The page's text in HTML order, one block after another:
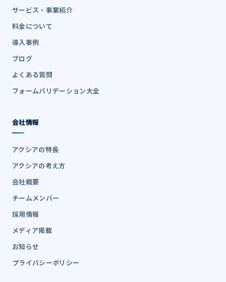
サービス・事業紹介
料金について
導入事例
ブログ
よくある質問
フォームバリデーション大全
会社情報
アクシアの特長
アクシアの考え方
会社概要
チームメンバー
採用情報
メディア掲載
お知らせ
プライバシーポリシー